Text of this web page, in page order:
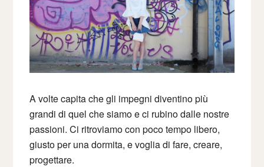
A volte capita che gli impegni diventino più
grandi di quel che siamo e ci rubino dalle nostre
passioni. Ci ritroviamo con poco tempo libero,
giusto per una dormita, e voglia di fare, creare,
progettare.